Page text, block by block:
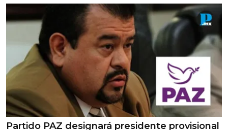
Partido PAZ designará presidente provisional